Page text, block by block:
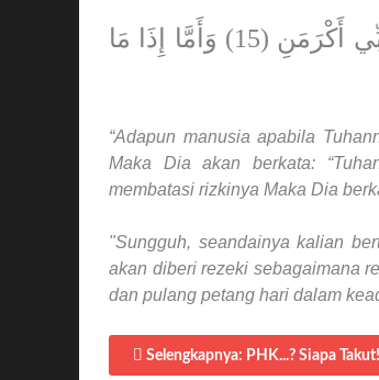
فَأَمَّا الْإِنْسَانُ إِذَا مَا ابْتَلَاهُ رَبُّهُ فَأَكْرَمَهُ وَنَعَّمَهُ فَيَقُولُ رَبِّي أَكْرَمَنِ (15) وَأَمَّا إِذَا مَا
“Adapun manusia apabila
Maka Dia akan berkata:
membatasi rizkinya Maka Dia
"Sungguh, seandainya kalian
akan diberi rezeki sebagaimana
dan pulang petang hari dalam
Selengkapnya: PHK...? Siapa Takut!